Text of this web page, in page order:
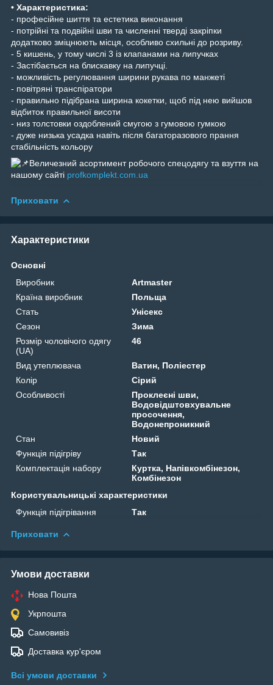
• Характеристика:
- професійне шиття та естетика виконання
- потрійні та подвійні шви та численні тверді закріпки
додатково зміцнюють місця, особливо схильні до розриву.
- 5 кишень, у тому числі 3 із клапанами на липучках
- Застібається на блискавку на липучці.
- можливість регулювання ширини рукава по манжеті
- повітряні транспіратори
- правильно підібрана ширина кокетки, щоб під нею вийшов
відбиток правильної висоти
- низ толстовки оздоблений смугою з гумовою гумкою
- дуже низька усадка навіть після багаторазового прання
стабільність кольору
Величезний асортимент робочого спецодягу та взуття на
нашому сайті profkomplekt.com.ua
Приховати
Характеристики
Основні
Виробник
Artmaster
Країна виробник
Польща
Стать
Унісекс
Сезон
Зима
Розмір чоловічого одягу
(UA)
46
Вид утеплювача
Ватин, Поліестер
Колір
Сірий
Особливості
Проклеєні шви,
Водовідштовхувальне
просочення,
Водонепроникний
Стан
Новий
Функція підігріву
Так
Комплектація набору
Куртка, Напівкомбінезон,
Комбінезон
Користувальницькі характеристики
Функція підігрівання
Так
Приховати
Умови доставки
Нова Пошта
Укрпошта
Самовивіз
Доставка кур'єром
Всі умови доставки